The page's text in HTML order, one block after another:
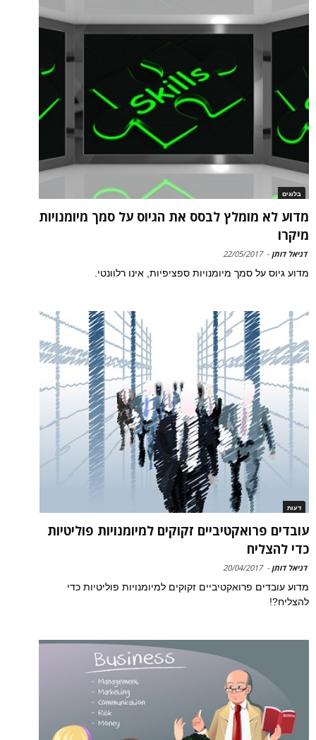
בלוגים
מדוע לא מומלץ לבסס את הגיוס על סמך מיומנויות
מיקרו
דניאל דותן -
22/05/2017
מדוע גיוס על סמך מיומנויות ספציפיות, אינו רלוונטי.
דעות
עובדים פרואקטיביים זקוקים למיומנויות פוליטיות
כדי להצליח
דניאל דותן -
20/04/2017
מדוע עובדים פרואקטיביים זקוקים למיומנויות פוליטיות כדי
להצליח?!